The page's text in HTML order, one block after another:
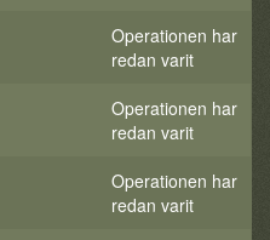
Operationen har
redan varit
Operationen har
redan varit
Operationen har
redan varit